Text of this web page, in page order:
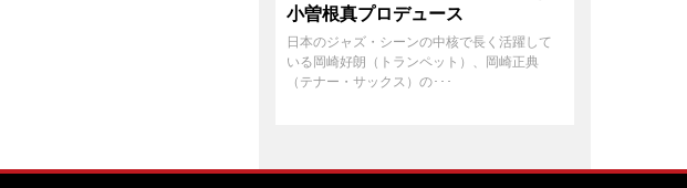
小曽根真プロデュース
日本のジャズ・シーンの中核で長く活躍して
いる岡崎好朗（トランペット）、岡崎正典
（テナー・サックス）の･･･